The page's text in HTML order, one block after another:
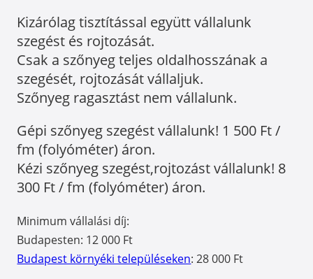
Kizárólag tisztítással együtt vállalunk
szegést és rojtozását.
Csak a szőnyeg teljes oldalhosszának a
szegését, rojtozását vállaljuk.
Szőnyeg ragasztást nem vállalunk.
Gépi szőnyeg szegést vállalunk! 1 500 Ft /
fm (folyóméter) áron.
Kézi szőnyeg szegést,rojtozást vállalunk! 8
300 Ft / fm (folyóméter) áron.
Minimum vállalási díj:
Budapesten: 12 000 Ft
Budapest környéki településeken: 28 000 Ft